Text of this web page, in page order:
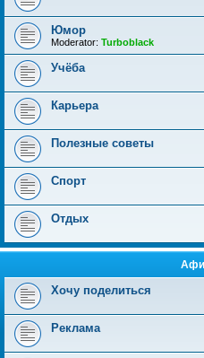
Юмор
Moderator: Turboblack
Учёба
Карьера
Полезные советы
Спорт
Отдых
Хочу поделиться
Реклама